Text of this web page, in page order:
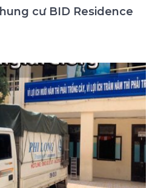
cư BID Residence